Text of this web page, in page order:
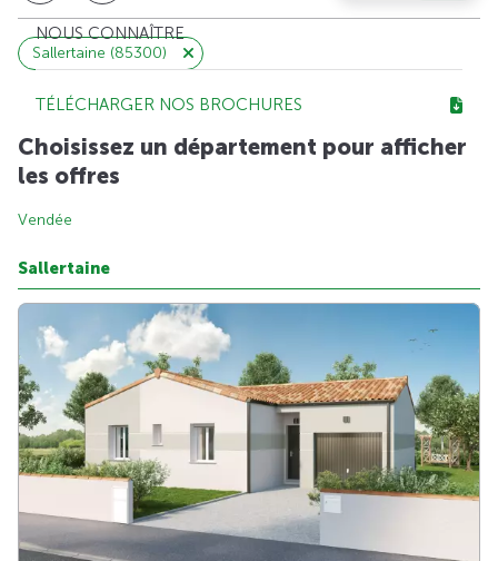
NOUS CONNAÎTRE
TÉLÉCHARGER NOS BROCHURES
Sallertaine (85300)
Choisissez un département pour afficher
les offres
Vendée
Sallertaine